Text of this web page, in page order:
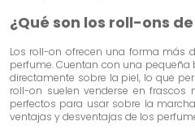
¿Qué son los roll-ons
Los roll-on ofrecen una forma más
perfume. Cuentan con una
directamente sobre la piel, lo que
roll-on suelen venderse en frascos
perfectos para usar sobre la
ventajas y desventajas de los